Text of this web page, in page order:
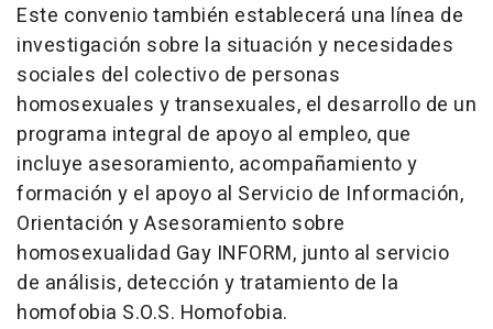
Este convenio también establecerá una línea de
investigación sobre la situación y necesidades
sociales del colectivo de personas
homosexuales y transexuales, el desarrollo de un
programa integral de apoyo al empleo, que
incluye asesoramiento, acompañamiento y
formación y el apoyo al Servicio de Información,
Orientación y Asesoramiento sobre
homosexualidad Gay INFORM, junto al servicio
de análisis, detección y tratamiento de la
homofobia S.O.S. Homofobia.